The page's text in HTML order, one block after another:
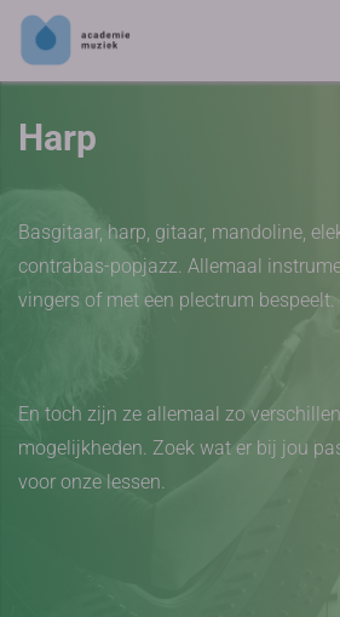
Harp
Basgitaar, harp, gitaar, mandoline,
contrabas-popjazz. Allemaal
vingers of met een plectrum bespeelt.
En toch zijn ze allemaal zo
mogelijkheden. Zoek wat er bij jou
voor onze lessen.